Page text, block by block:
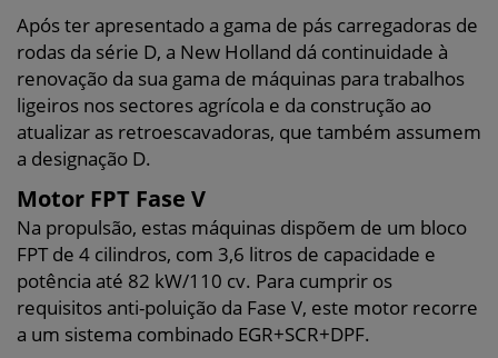
Após ter apresentado a gama de pás carregadoras de
rodas da série D, a New Holland dá continuidade à
renovação da sua gama de máquinas para trabalhos
ligeiros nos sectores agrícola e da construção ao
atualizar as retroescavadoras, que também assumem
a designação D.
Motor FPT Fase V
Na propulsão, estas máquinas dispõem de um bloco
FPT de 4 cilindros, com 3,6 litros de capacidade e
potência até 82 kW/110 cv. Para cumprir os
requisitos anti-poluição da Fase V, este motor recorre
a um sistema combinado EGR+SCR+DPF.